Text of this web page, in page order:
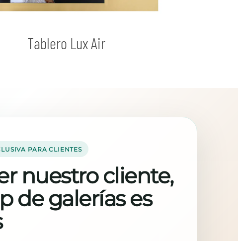
Tablero Lux Air
PARA CLIENTES
nuestro cliente,
de galerías es